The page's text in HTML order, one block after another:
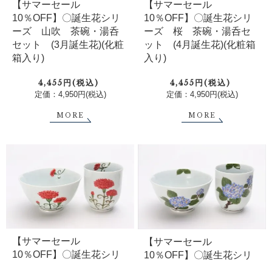
【サマーセール
10％OFF】〇誕生花シリ
ーズ 山吹 茶碗・湯呑
セット (3月誕生花)(化粧
箱入り)
4,455円(税込)
定価：4,950円(税込)
MORE
【サマーセール
10％OFF】〇誕生花シリ
ーズ 桜 茶碗・湯呑セ
ット (4月誕生花)(化粧箱
入り)
4,455円(税込)
定価：4,950円(税込)
MORE
【サマーセール
10％OFF】〇誕生花シリ
【サマーセール
10％OFF】〇誕生花シリ